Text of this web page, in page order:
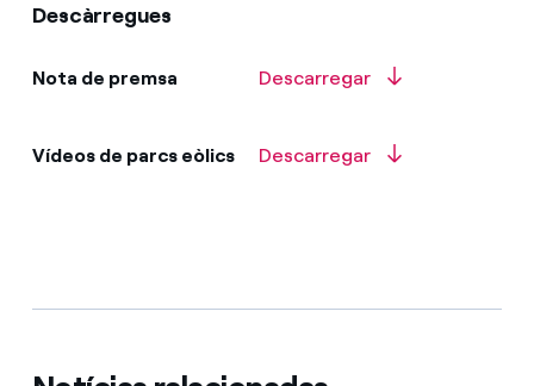
Descàrregues
Nota de premsa Descarregar
Vídeos de parcs eòlics Descarregar